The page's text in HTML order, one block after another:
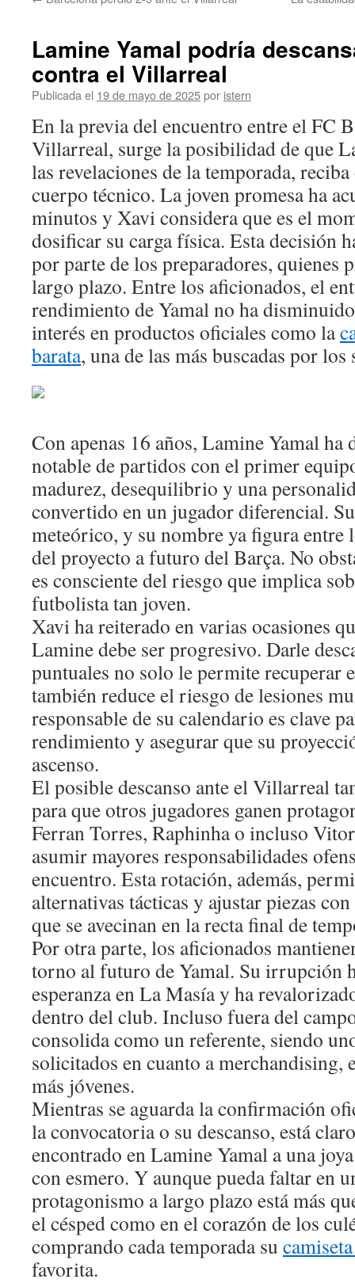
Lamine Yamal podría
contra el Villarreal
Publicada el 19 de mayo de 2025por istern
En la previa del encuentro entre el FC
Villarreal, surge la posibilidad de que
las revelaciones de la temporada,
cuerpo técnico. La joven promesa ha
minutos y Xavi considera que es el
dosificar su carga física. Esta decisión
por parte de los preparadores, quienes
largo plazo. Entre los aficionados, el
rendimiento de Yamal no ha
interés en productos oficiales como la
barata, una de las más buscadas por
Con apenas 16 años, Lamine Yamal ha
notable de partidos con el primer
madurez, desequilibrio y una
convertido en un jugador diferencial.
meteórico, y su nombre ya figura entre
del proyecto a futuro del Barça. No
es consciente del riesgo que implica
futbolista tan joven.
Xavi ha reiterado en varias ocasiones
Lamine debe ser progresivo. Darle
puntuales no solo le permite recuperar
también reduce el riesgo de lesiones
responsable de su calendario es clave
rendimiento y asegurar que su
ascenso.
El posible descanso ante el Villarreal
para que otros jugadores ganen
Ferran Torres, Raphinha o incluso
asumir mayores responsabilidades
encuentro. Esta rotación, además,
alternativas tácticas y ajustar piezas
que se avecinan en la recta final de
Por otra parte, los aficionados
torno al futuro de Yamal. Su irrupción
esperanza en La Masía y ha
dentro del club. Incluso fuera del
consolida como un referente, siendo
solicitados en cuanto a merchandising,
más jóvenes.
Mientras se aguarda la confirmación
la convocatoria o su descanso, está
encontrado en Lamine Yamal a una
con esmero. Y aunque pueda faltar en
protagonismo a largo plazo está más
el césped como en el corazón de los
comprando cada temporada su
favorita.